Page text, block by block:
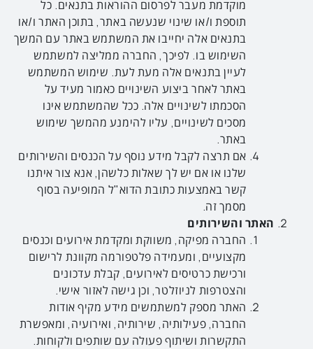
מוקדמת מעבר לפרסום ההוראות בתנאים. כל
תוספת ו/או שינוי שנעשה באתר, בתוכן האתר ו/או
בתנאים אלה יחייבו את המשתמש באתר עם המשך
השימוש בו. לפיכך, החברה ממליצה למשתמש
לעיין בתנאים אלה מעת לעת. שימוש המשתמש
באתר לאחר ביצוע השינויים כאמור מעיד על
הסכמתו לשינויים אלה. ככל שהמשתמש אינו
מסכים לשינויים, עליו להימנע מהמשך שימוש
באתר.
אם תרצה לקבל מידע נוסף על הכנסים והשירותים
שלנו או אם יש לך שאלות כלשהן, אנא צור איתנו
קשר באמצעות כתובת הדוא"ל המופיעה בסוף
מסמך זה.
האתר והשירותים
החברה מפיקה, משווקת ומקדמת אירועים וכנסים
מקצועיים, ומעמידה פלטפורמה מקוונת לרישום
ורכישת כרטיסים לאירועים, קבלת עדכונים
והצטרפות לניוזלטר, וכן גישה לאזור אישי.
האתר מספק למשתמשים מידע מקיף אודות
החברה, פעילותיה, שירותיה, ואירועיה, ומאפשרת
התקשרות ושיתוף פעולה עם שותפים ולקוחות.